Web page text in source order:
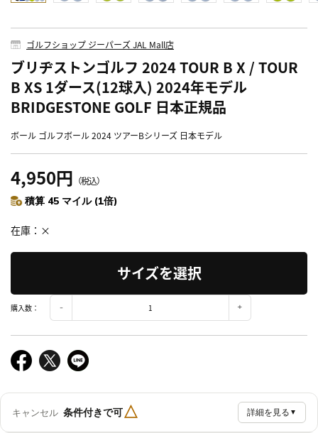
ゴルフショップ ジーパーズ JAL Mall店
ブリヂストンゴルフ 2024 TOUR B X / TOUR
B XS 1ダース(12球入) 2024年モデル
BRIDGESTONE GOLF 日本正規品
ボール ゴルフボール 2024 ツアーBシリーズ 日本モデル
4,950円 （税込）
積算 45 マイル (1倍)
在庫 ×
サイズを選択
購入数：
キャンセル 条件付きで可△ 詳細を見る ▼